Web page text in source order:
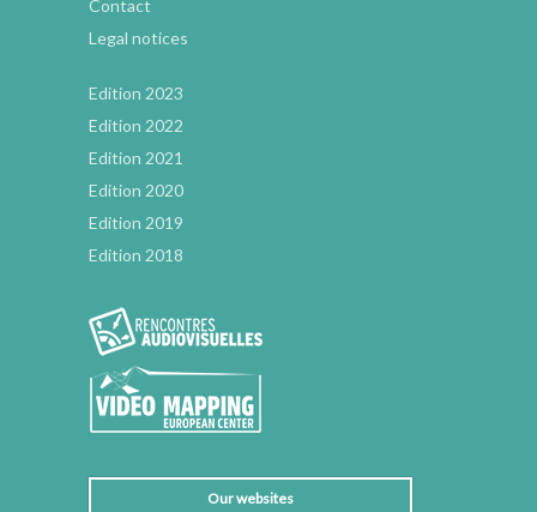
Contact
Legal notices
Edition 2023
Edition 2022
Edition 2021
Edition 2020
Edition 2019
Edition 2018
Our websites